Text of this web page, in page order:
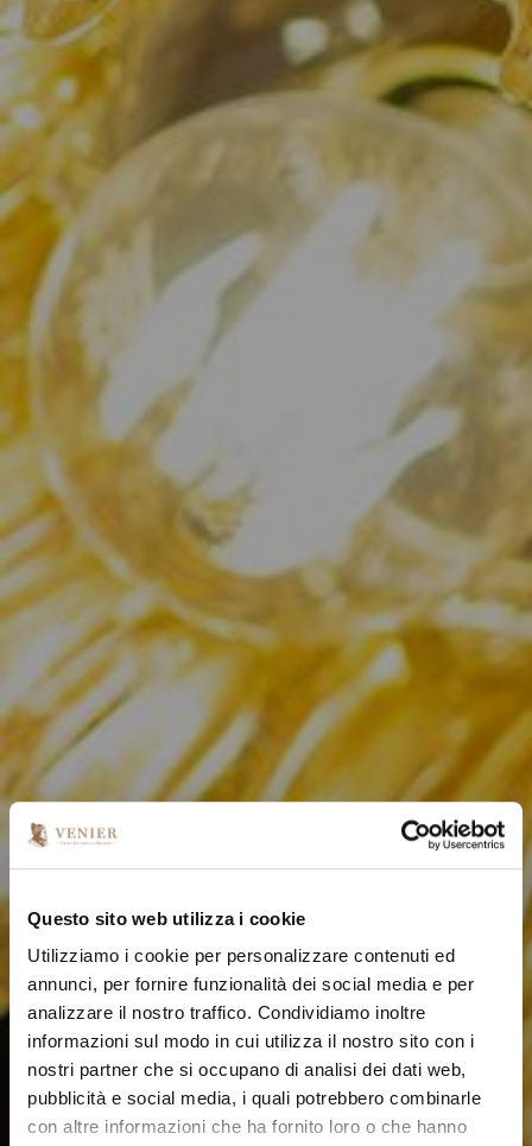
Questo sito web utilizza i cookie
Utilizziamo i cookie per personalizzare contenuti ed
annunci, per fornire funzionalità dei social media e per
analizzare il nostro traffico. Condividiamo inoltre
informazioni sul modo in cui utilizza il nostro sito con i
nostri partner che si occupano di analisi dei dati web,
pubblicità e social media, i quali potrebbero combinarle
con altre informazioni che ha fornito loro o che hanno